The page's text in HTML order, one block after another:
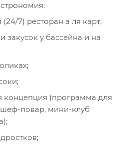
(24/7) ресторан а ля карт;
закусок у бассейна и на
концепция (программа для
повар, мини-клуб